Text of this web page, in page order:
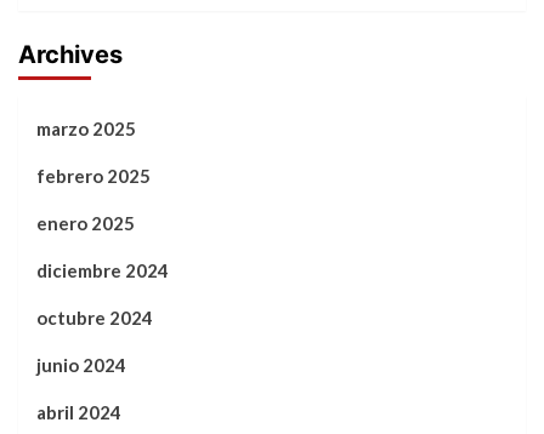
Archives
marzo 2025
febrero 2025
enero 2025
diciembre 2024
octubre 2024
junio 2024
abril 2024